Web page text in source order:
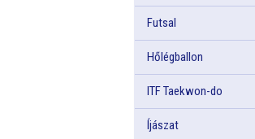
Futsal
Hőlégballon
ITF Taekwon-do
Íjászat